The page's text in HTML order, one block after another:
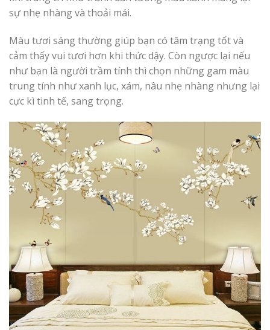
sự nhẹ nhàng và thoải mái.
Màu tươi sáng thường giúp bạn có tâm trạng tốt và
cảm thấy vui tươi hơn khi thức dậy. Còn ngược lại nếu
như bạn là người trầm tính thì chọn những gam màu
trung tính như xanh lục, xám, nâu nhẹ nhàng nhưng lại
cực kì tinh tế, sang trọng.